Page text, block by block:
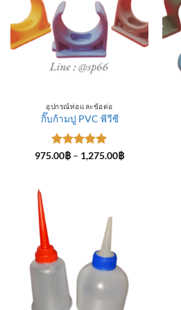
อุปกรณ์ท่อและข้อต่อ
กิ๊บก้ามปู PVC พีวีซี
ให้คะแนน
975.00฿ – 1,275.00฿Price